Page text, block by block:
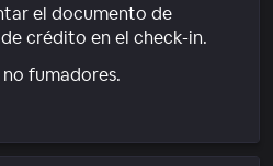
el documento de
crédito en el check-in.
fumadores.